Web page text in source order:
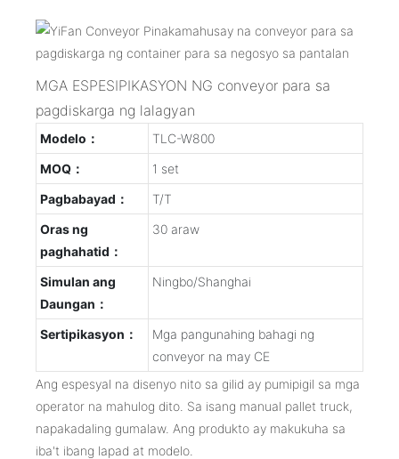
MGA ESPESIPIKASYON NG conveyor para sa
pagdiskarga ng lalagyan
Modelo：
TLC-W800
MOQ：
1 set
Pagbabayad：
T/T
Oras ng
paghahatid：
30 araw
Simulan ang
Daungan：
Ningbo/Shanghai
Sertipikasyon：
Mga pangunahing bahagi ng
conveyor na may CE
Ang espesyal na disenyo nito sa gilid ay pumipigil sa mga
operator na mahulog dito. Sa isang manual pallet truck,
napakadaling gumalaw. Ang produkto ay makukuha sa
iba't ibang lapad at modelo.